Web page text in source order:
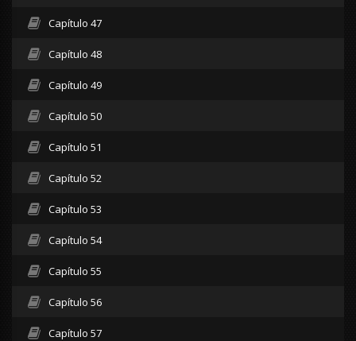
Capítulo 47
Capítulo 48
Capítulo 49
Capítulo 50
Capítulo 51
Capítulo 52
Capítulo 53
Capítulo 54
Capítulo 55
Capítulo 56
Capítulo 57